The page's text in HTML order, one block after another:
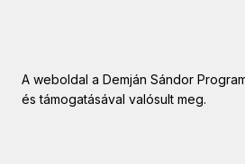
A weboldal a Demján Sándor
és támogatásával valósult meg.